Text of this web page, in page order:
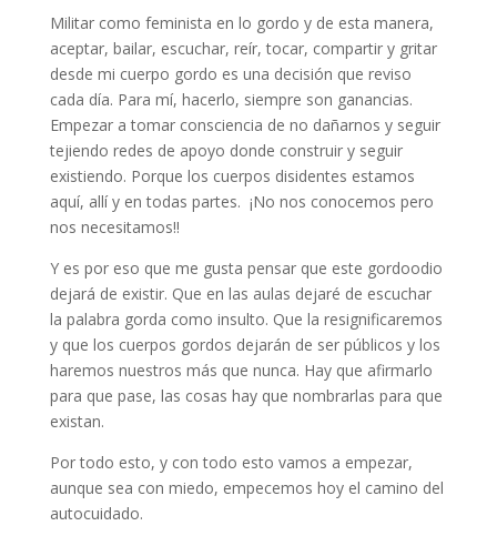
Militar como feminista en lo gordo y de esta manera,
aceptar, bailar, escuchar, reír, tocar, compartir y gritar
desde mi cuerpo gordo es una decisión que reviso
cada día. Para mí, hacerlo, siempre son ganancias.
Empezar a tomar consciencia de no dañarnos y seguir
tejiendo redes de apoyo donde construir y seguir
existiendo. Porque los cuerpos disidentes estamos
aquí, allí y en todas partes. ¡No nos conocemos pero
nos necesitamos!!
Y es por eso que me gusta pensar que este gordoodio
dejará de existir. Que en las aulas dejaré de escuchar
la palabra gorda como insulto. Que la resignificaremos
y que los cuerpos gordos dejarán de ser públicos y los
haremos nuestros más que nunca. Hay que afirmarlo
para que pase, las cosas hay que nombrarlas para que
existan.
Por todo esto, y con todo esto vamos a empezar,
aunque sea con miedo, empecemos hoy el camino del
autocuidado.